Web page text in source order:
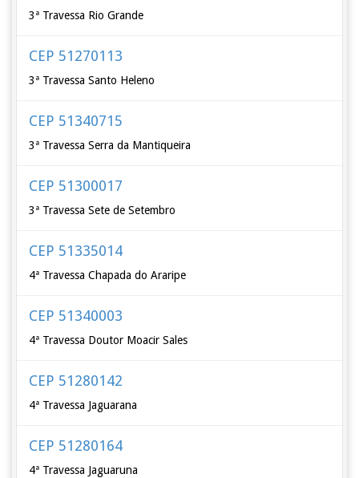
3ª Travessa Rio Grande
CEP 51270113
3ª Travessa Santo Heleno
CEP 51340715
3ª Travessa Serra da Mantiqueira
CEP 51300017
3ª Travessa Sete de Setembro
CEP 51335014
4ª Travessa Chapada do Araripe
CEP 51340003
4ª Travessa Doutor Moacir Sales
CEP 51280142
4ª Travessa Jaguarana
CEP 51280164
4ª Travessa Jaguaruna